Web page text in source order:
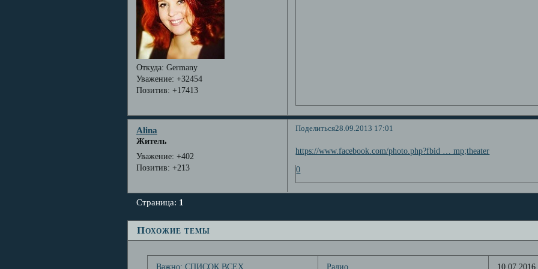
Откуда: Germany
Уважение: +32454
Позитив: +17413
Поделиться28.09.2013 17:01
Alina
Житель
Уважение: +402
Позитив: +213
https://www.facebook.com/photo.php?fbid … mp;theater
0
Страница: 1
Похожие темы
Важно: СПИСОК ВСЕХ Радио 10.07.2016